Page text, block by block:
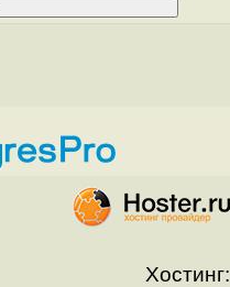
Хостинг: